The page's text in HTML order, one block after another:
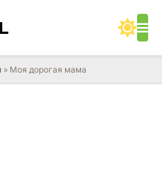
» Моя дорогая мама